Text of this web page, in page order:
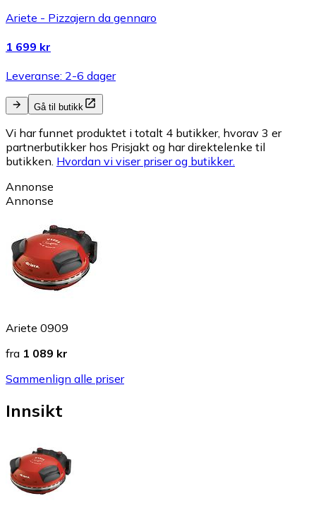
Ariete - Pizzajern da gennaro
1 699 kr
Leveranse: 2-6 dager
Gå til butikk
Vi har funnet produktet i totalt 4 butikker, hvorav 3 er
partnerbutikker hos Prisjakt og har direktelenke til
butikken. Hvordan vi viser priser og butikker.
Annonse
Annonse
Ariete 0909
fra 1 089 kr
Sammenlign alle priser
Innsikt